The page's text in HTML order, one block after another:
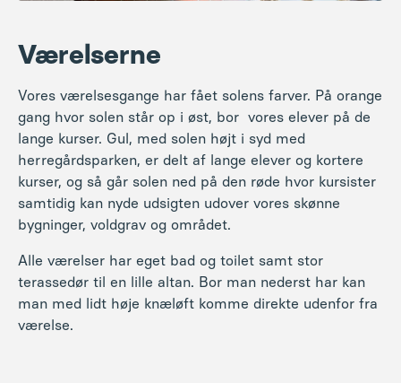
Værelserne
Vores værelsesgange har fået solens farver. På orange
gang hvor solen står op i øst, bor vores elever på de
lange kurser. Gul, med solen højt i syd med
herregårdsparken, er delt af lange elever og kortere
kurser, og så går solen ned på den røde hvor kursister
samtidig kan nyde udsigten udover vores skønne
bygninger, voldgrav og området.
Alle værelser har eget bad og toilet samt stor
terassedør til en lille altan. Bor man nederst har kan
man med lidt høje knæløft komme direkte udenfor fra
værelse.